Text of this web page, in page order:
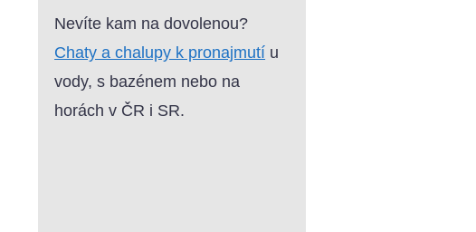
Nevíte kam na dovolenou?
Chaty a chalupy k pronajmutí u
vody, s bazénem nebo na
horách v ČR i SR.